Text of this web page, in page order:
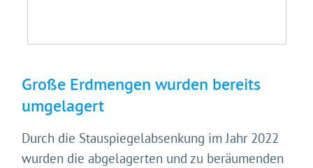
Große Erdmengen wurden bereits
umgelagert
Durch die Stauspiegelabsenkung im Jahr 2022
wurden die abgelagerten und zu beräumenden